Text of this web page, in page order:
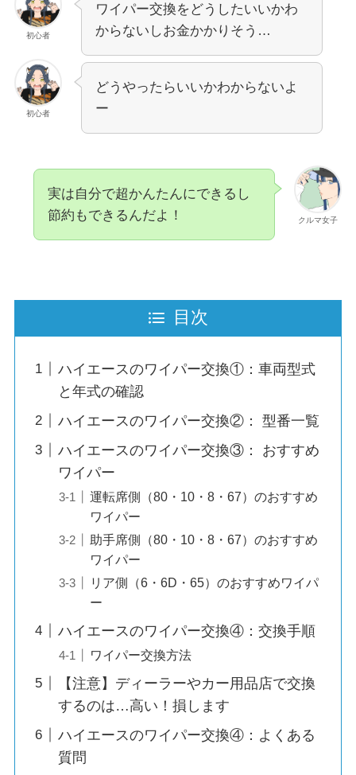
初心者
ワイパー交換をどうしたいいかわ
からないしお金かかりそう…
初心者
どうやったらいいかわからないよ
ー
クルマ女子
実は自分で超かんたんにできるし
節約もできるんだよ！
目次
ハイエースのワイパー交換①：車両型式
と年式の確認
ハイエースのワイパー交換②： 型番一覧
ハイエースのワイパー交換③： おすすめ
ワイパー
運転席側（80・10・8・67）のおすすめ
ワイパー
助手席側（80・10・8・67）のおすすめ
ワイパー
リア側（6・6D・65）のおすすめワイパ
ー
ハイエースのワイパー交換④：交換手順
ワイパー交換方法
【注意】ディーラーやカー用品店で交換
するのは…高い！損します
ハイエースのワイパー交換④：よくある
質問